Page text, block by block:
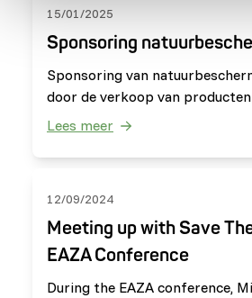
15/01/2025
Sponsoring
Sponsoring van
door de verkoop van producten
Lees meer
12/09/2024
Meeting up with Save
EAZA Conference
During the EAZA conference,